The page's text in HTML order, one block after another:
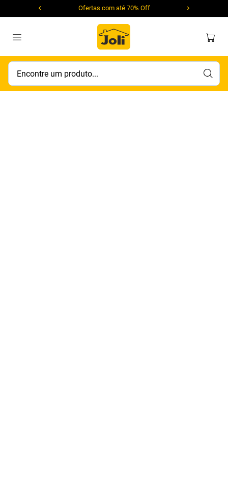
Ofertas com até 70% Off
Encontre um produto...